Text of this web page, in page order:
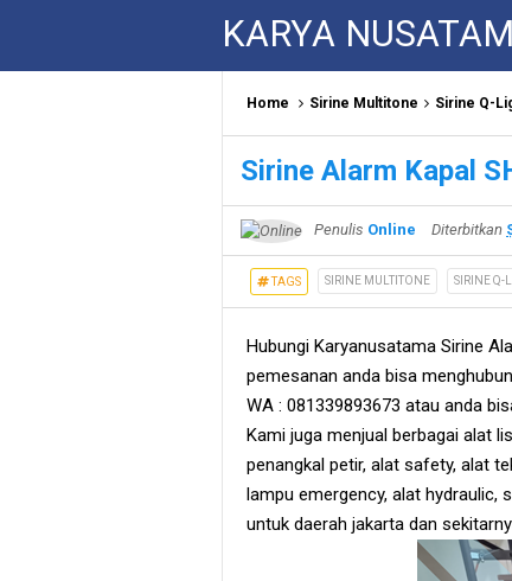
KARYA
Home Sirine Multitone Sirine Q-
Sirine Alarm Kapal
Penulis Online Diterbitkan
TAGS SIRINE MULTITONE SIRINE Q-
Hubungi Karyanusatama Sirine
pemesanan anda bisa
WA : 081339893673 atau anda
Kami juga menjual berbagai alat
penangkal petir, alat safety, alat
lampu emergency, alat hydraulic,
untuk daerah jakarta dan